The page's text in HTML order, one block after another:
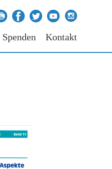
Spenden Kontakt